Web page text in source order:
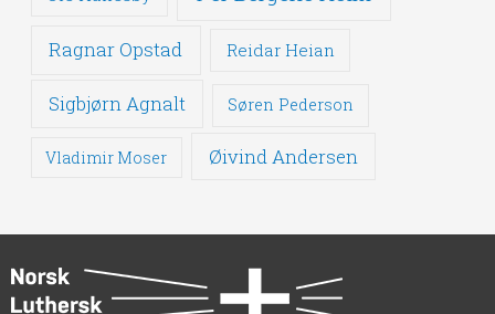
Ragnar Opstad Reidar Heian
Sigbjørn Agnalt Søren Pederson
Vladimir Moser Øivind Andersen